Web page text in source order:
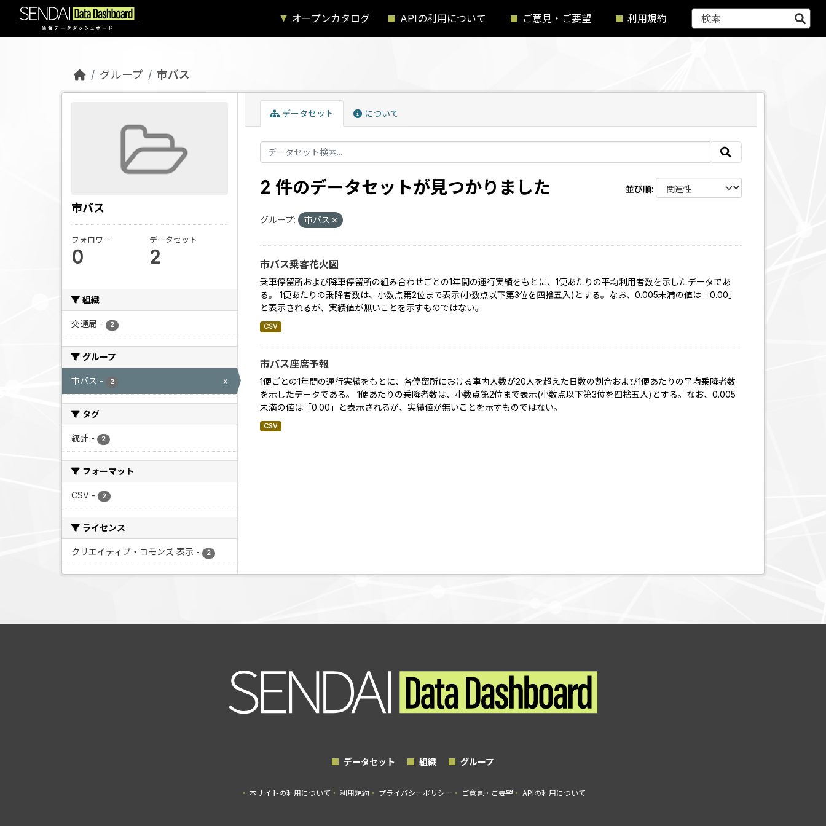
Skip to main content
オープンカタログ APIの利用について ご意見・ご要望 利用規約
グループ 市バス
市バス
フォロワー
0
データセット
2
組織
交通局 - 2
グループ
市バス - 2 x
タグ
統計 - 2
フォーマット
CSV - 2
ライセンス
クリエイティブ・コモンズ 表示 - 2
データセット について
並び順
2 件のデータセットが見つかりました
グループ: 市バス
市バス乗客花火図
乗車停留所および降車停留所の組み合わせごとの1年間の運行実績をもとに、1便あたりの平均利用者数を示したデータであ
る。 1便あたりの乗降者数は、小数点第2位まで表示(小数点以下第3位を四捨五入)とする。なお、0.005未満の値は「0.00」
と表示されるが、実績値が無いことを示すものではない。
CSV
市バス座席予報
1便ごとの1年間の運行実績をもとに、各停留所における車内人数が20人を超えた日数の割合および1便あたりの平均乗降者数
を示したデータである。 1便あたりの乗降者数は、小数点第2位まで表示(小数点以下第3位を四捨五入)とする。なお、0.005
未満の値は「0.00」と表示されるが、実績値が無いことを示すものではない。
CSV
データセット 組織 グループ
本サイトの利用について 利用規約 プライバシーポリシー ご意見・ご要望 APIの利用について